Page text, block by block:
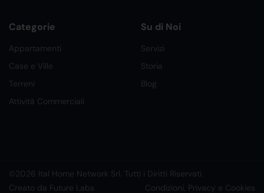
Categorie
Appartamenti
Case e Ville
Terreni
Attività Commerciali
Su di Noi
Servizi
Storia
Blog
©2026 Ital Home Network Srl. Tutti i Diritti Riservati.
Creato da Future Labs
Condizioni, Privacy e Cookies